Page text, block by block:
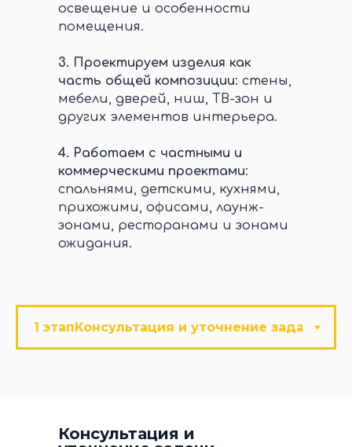
освещение и особенности
помещения.
3. Проектируем изделия как
часть общей композиции: стены,
мебели, дверей, ниш, ТВ-зон и
других элементов интерьера.
4. Работаем с частными и
коммерческими проектами:
спальнями, детскими, кухнями,
прихожими, офисами, лаунж-
зонами, ресторанами и зонами
ожидания.
Консультация и